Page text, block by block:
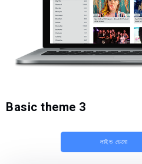
Basic theme 3
লাইভ ডেমো